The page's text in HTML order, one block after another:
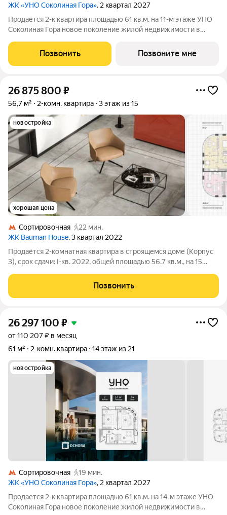
ЖК «УНО Соколиная Гора», 2 квартал 2027
Продается 2-к квартира площадью 61 кв.м. на 11-м этаже УНО
Соколиная Гора новое поколение жилой недвижимости в
от Измайловского парка. Динамичная и современная
архитектура формирует доминанту
Позвонить Позвоните мне
26 875 800 ₽
56,7 м² 2-комн. квартира 3 этаж из 15
новостройка
хорошая цена
Сортировочная
22 мин.
ЖК Bauman House, 3 квартал 2022
Продаётся 2-комнатная квартира в строящемся доме (Корпус
3), срок сдачи: I-кв. 2022, общей площадью 56.7 кв.м., на 15
Басманный - тихий район на берегу реки Яузы. Bauman House
состоит из трех
Позвонить
26 297 100 ₽
от 110 207 ₽ в месяц
61 м²
2-комн. квартира 14 этаж из 21
новостройка
Сортировочная
19 мин.
ЖК «УНО Соколиная Гора», 2 квартал 2027
Продается 2-к квартира площадью 61 кв.м. на 14-м этаже УНО
Соколиная Гора новое поколение жилой недвижимости в